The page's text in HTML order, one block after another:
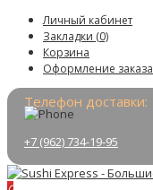
Личный кабинет
Закладки (0)
Корзина
Оформление заказа
Телефон доставки:
+7 (962) 734-19-95